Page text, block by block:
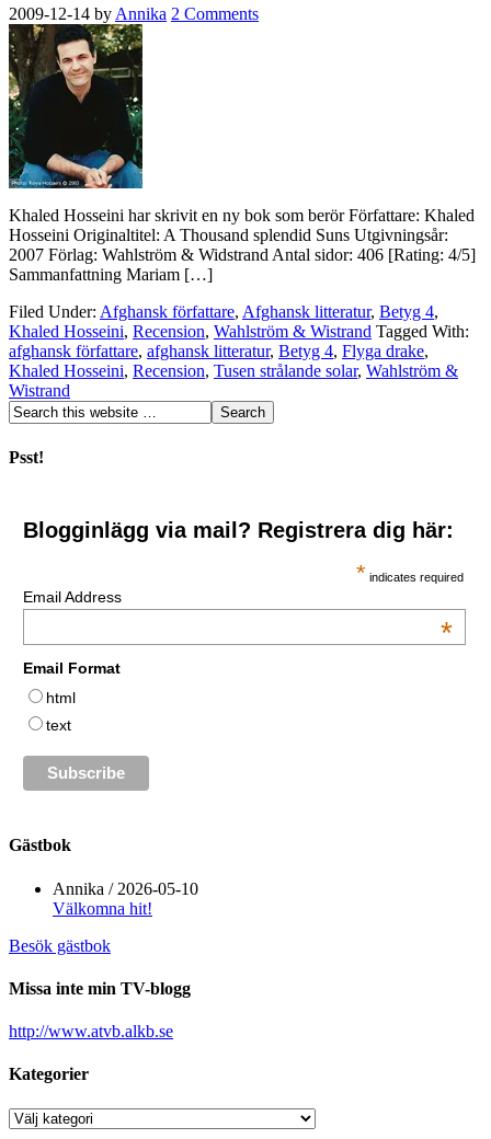
2009-12-14 byAnnika 2 Comments
Khaled Hosseini har skrivit en ny bok som berör Författare: Khaled
Hosseini Originaltitel: A Thousand splendid Suns Utgivningsår:
2007 Förlag: Wahlström & Widstrand Antal sidor: 406 [Rating: 4/5]
Sammanfattning Mariam […]
Filed Under: Afghansk författare, Afghansk litteratur, Betyg 4,
Khaled Hosseini, Recension, Wahlström & Wistrand Tagged With:
afghansk författare, afghansk litteratur, Betyg 4, Flyga drake,
Khaled Hosseini, Recension, Tusen strålande solar, Wahlström &
Wistrand
Psst!
Blogginlägg via mail? Registrera dig här:
* indicates required
Email Address
*
Email Format
html
text
Gästbok
Annika / 2026-05-10
Välkomna hit!
Besök gästbok
Missa inte min TV-blogg
http://www.atvb.alkb.se
Kategorier
Kategorier